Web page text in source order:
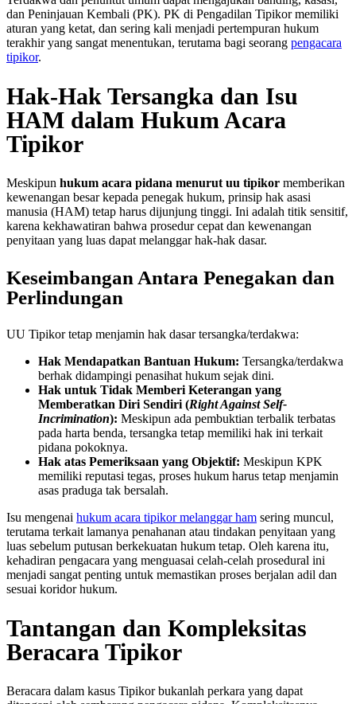
dan Peninjauan Kembali (PK). PK di Pengadilan Tipikor memiliki
aturan yang ketat, dan sering kali menjadi pertempuran hukum
terakhir yang sangat menentukan, terutama bagi seorang pengacara
tipikor.
Hak-Hak Tersangka dan Isu
HAM dalam Hukum Acara
Tipikor
Meskipun hukum acara pidana menurut uu tipikor memberikan
kewenangan besar kepada penegak hukum, prinsip hak asasi
manusia (HAM) tetap harus dijunjung tinggi. Ini adalah titik sensitif,
karena kekhawatiran bahwa prosedur cepat dan kewenangan
penyitaan yang luas dapat melanggar hak-hak dasar.
Keseimbangan Antara Penegakan dan
Perlindungan
UU Tipikor tetap menjamin hak dasar tersangka/terdakwa:
Hak Mendapatkan Bantuan Hukum: Tersangka/terdakwa
berhak didampingi penasihat hukum sejak dini.
Hak untuk Tidak Memberi Keterangan yang
Memberatkan Diri Sendiri (Right Against Self-
Incrimination): Meskipun ada pembuktian terbalik terbatas
pada harta benda, tersangka tetap memiliki hak ini terkait
pidana pokoknya.
Hak atas Pemeriksaan yang Objektif: Meskipun KPK
memiliki reputasi tegas, proses hukum harus tetap menjamin
asas praduga tak bersalah.
Isu mengenai hukum acara tipikor melanggar ham sering muncul,
terutama terkait lamanya penahanan atau tindakan penyitaan yang
luas sebelum putusan berkekuatan hukum tetap. Oleh karena itu,
kehadiran pengacara yang menguasai celah-celah prosedural ini
menjadi sangat penting untuk memastikan proses berjalan adil dan
sesuai koridor hukum.
Tantangan dan Kompleksitas
Beracara Tipikor
Beracara dalam kasus Tipikor bukanlah perkara yang dapat